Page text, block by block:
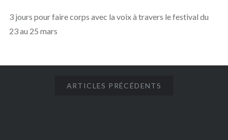
3 jours pour faire corps avec la voix à travers le festival du
23 au 25 mars
ARTICLES PRÉCÉDENTS